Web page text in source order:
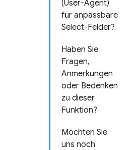
(User-Agent)
für anpassbare
Select-Felder?
Haben Sie
Fragen,
Anmerkungen
oder Bedenken
zu dieser
Funktion?
Möchten Sie
uns noch